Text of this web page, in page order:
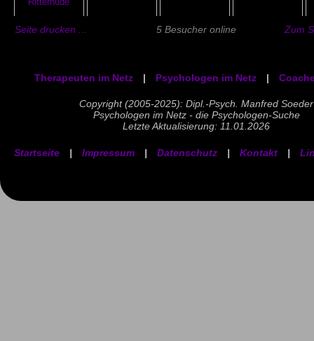
Seite drucken ... 5 Besucher online Zum
Therapeuten im Netz | Psychologen im Netz |
Copyright (2005-2025): Dipl.-Psych. Manfred Soeder
Psychologen im Netz - die Psychologen-Suche
Letzte Aktualisierung: 11.01.2026
Startseite | Impressum | Datenschutz | Kontakt |